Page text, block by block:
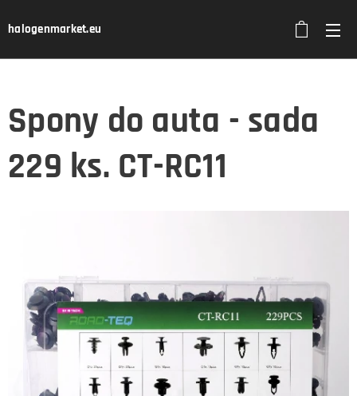
halogenmarket.eu
Spony do auta - sada
229 ks. CT-RC11